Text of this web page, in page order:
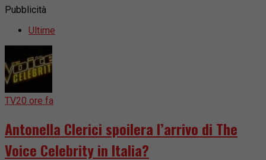
Pubblicità
Ultime
TV20 ore fa
Antonella Clerici spoilera l’arrivo di The
Voice Celebrity in Italia?